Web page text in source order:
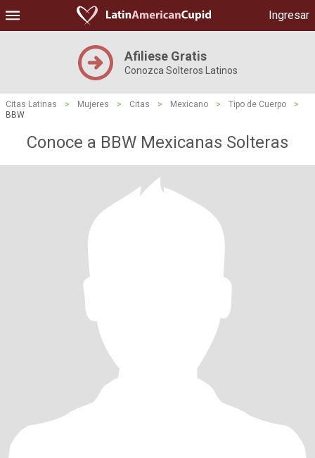
Ingresar
Afiliese Gratis
Conozca Solteros Latinos
Citas Latinas > Mujeres > Citas > Mexicano > Tipo de Cuerpo
>
BBW
Conoce a BBW Mexicanas Solteras